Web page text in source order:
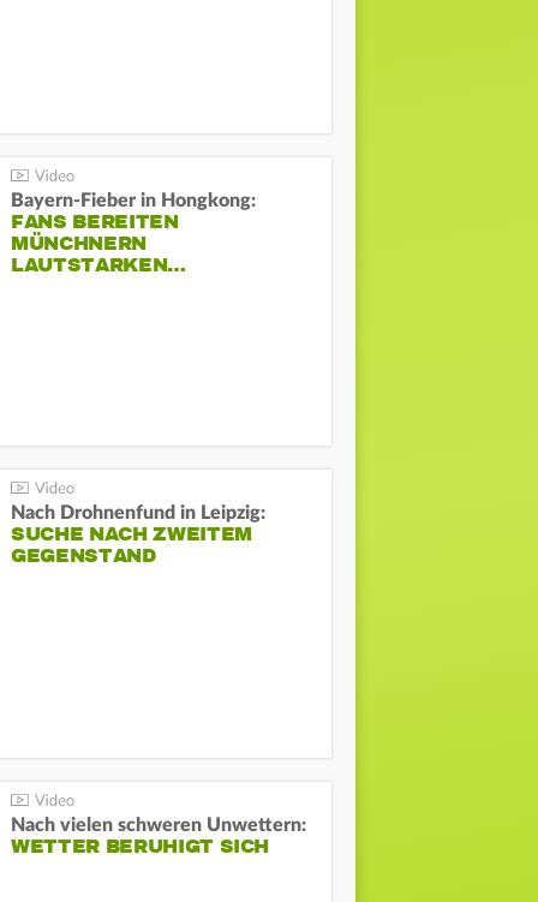
Bayern-Fieber in Hongkong:
FANS BEREITEN
MÜNCHNERN
LAUTSTARKEN…
Nach Drohnenfund in Leipzig:
SUCHE NACH ZWEITEM
GEGENSTAND
Nach vielen schweren Unwettern:
WETTER BERUHIGT SICH